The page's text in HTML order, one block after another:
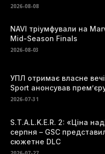
2026-08-08
NAVI тріумфували на
Mid-Season Finals
2026-08-03
УПЛ отримає власне
Sport анонсував
2026-07-31
S.T.A.L.K.E.R. 2: «Ціна
серпня – GSC
сюжетне DLC